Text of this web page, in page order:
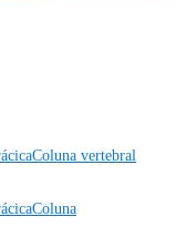
Coluna vertebral
Coluna